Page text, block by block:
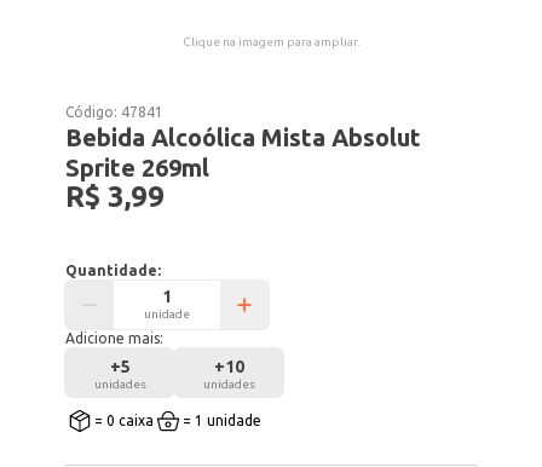
Clique na imagem para ampliar.
Código: 47841
Bebida Alcoólica Mista Absolut
Sprite 269ml
R$ 3,99
Quantidade:
unidade
Adicione mais:
+5
unidades
+10
unidades
= 0 caixa = 1 unidade